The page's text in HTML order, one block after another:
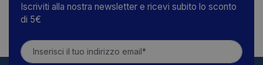
Iscriviti alla nostra newsletter e ricevi subito lo sconto
di 5€